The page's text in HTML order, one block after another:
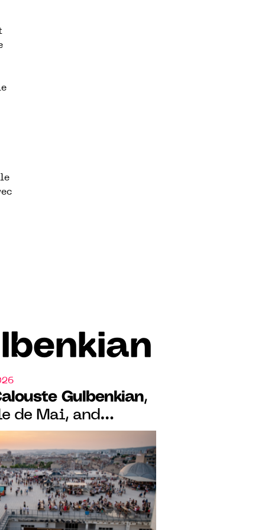
Gulbenkian,
de Mai, and
launch a
for African
art scenes